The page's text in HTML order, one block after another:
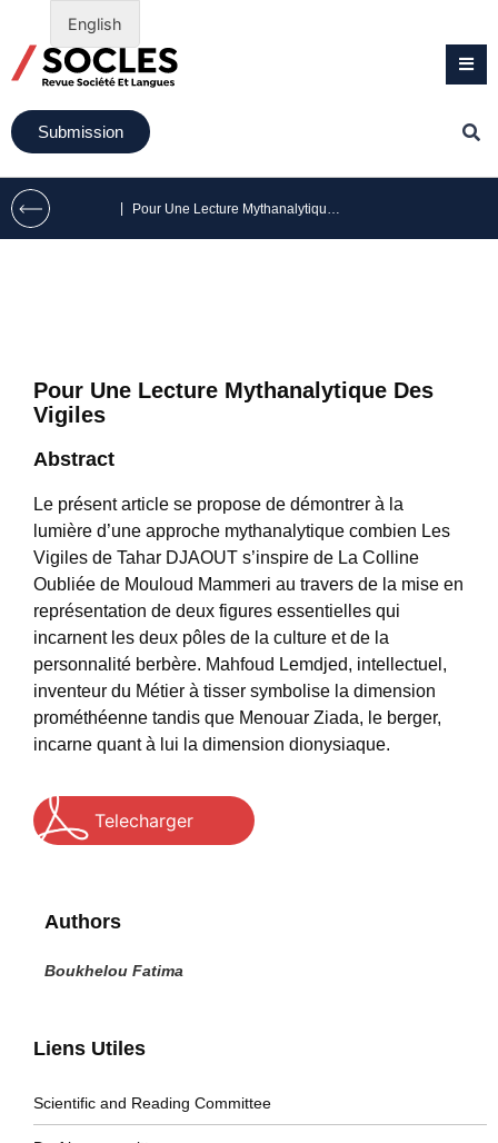
Submission
Liens Utiles
Scientific and Reading Committee
Pour Une Lecture Mythanalytique Des
Vigiles
Abstract
Le présent article se propose de démontrer à la
lumière d’une approche mythanalytique combien Les
Vigiles de Tahar DJAOUT s’inspire de La Colline
Oubliée de Mouloud Mammeri au travers de la mise en
représentation de deux figures essentielles qui
incarnent les deux pôles de la culture et de la
personnalité berbère. Mahfoud Lemdjed, intellectuel,
inventeur du Métier à tisser symbolise la dimension
prométhéenne tandis que Menouar Ziada, le berger,
incarne quant à lui la dimension dionysiaque.
Telecharger
Authors
Boukhelou Fatima
English